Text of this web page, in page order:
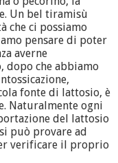
Un bel tiramisù
che ci possiamo
pensare di poter
averne
dopo che abbiamo
fonte di lattosio, è
Naturalmente ogni
del lattosio
può provare ad
verificare il proprio